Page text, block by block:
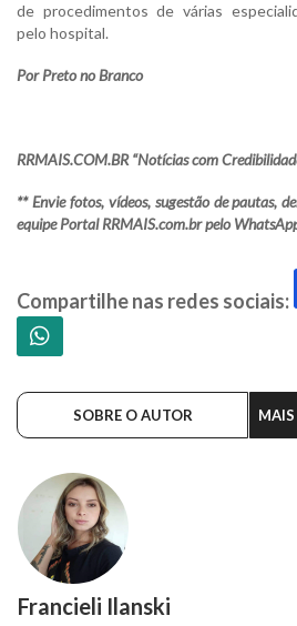
de procedimentos de várias
pelo hospital.
Por Preto no Branco
RRMAIS.COM.BR “Notícias com
** Envie fotos, vídeos, sugestão de pautas,
equipe Portal RRMAIS.com.br pelo
Compartilhe nas redes sociais:
SOBRE O AUTOR
Francieli Ilanski